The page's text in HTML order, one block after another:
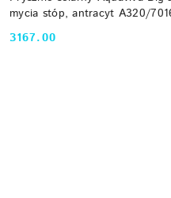
mycia stóp, antracyt A320/
Cena:
3167.00